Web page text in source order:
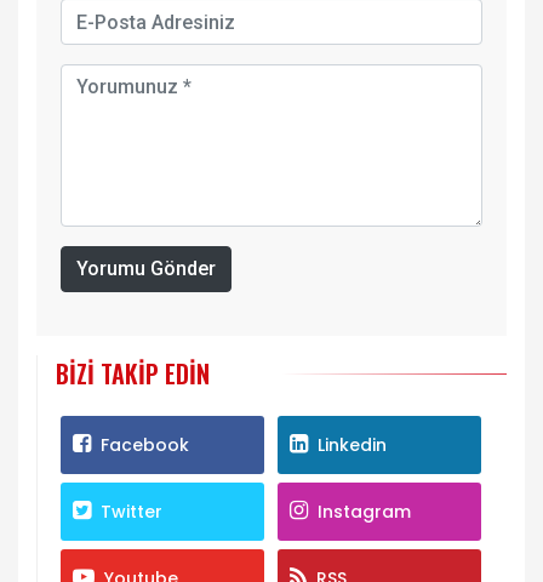
Yorumu Gönder
BIZI TAKIP EDIN
Facebook Linkedin
Twitter Instagram